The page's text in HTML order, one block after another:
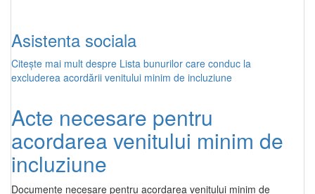
Asistenta sociala
Citește mai mult despre Lista bunurilor care conduc la
excluderea acordării venitului minim de incluziune
Acte necesare pentru
acordarea venitului minim de
incluziune
Documente necesare pentru acordarea venitului minim de